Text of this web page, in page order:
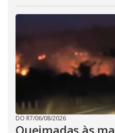
DO R7/06/08/2026